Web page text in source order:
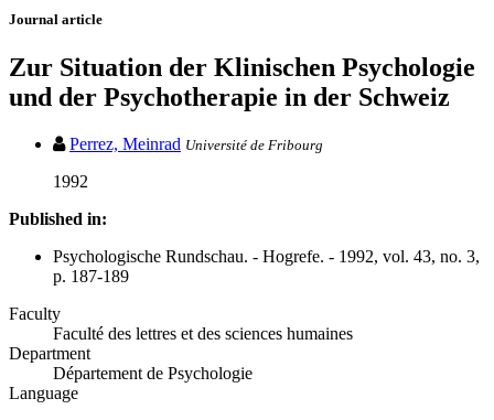
Journal article
Zur Situation der Klinischen Psychologie
und der Psychotherapie in der Schweiz
Perrez, Meinrad Université de Fribourg
1992
Published in:
Psychologische Rundschau. - Hogrefe. - 1992, vol. 43, no. 3,
p. 187-189
Faculty
Faculté des lettres et des sciences humaines
Department
Département de Psychologie
Language